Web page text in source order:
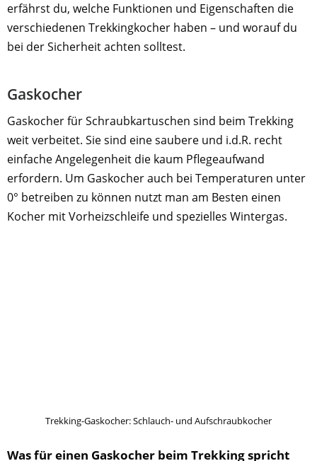
erfährst du, welche Funktionen und Eigenschaften die
verschiedenen Trekkingkocher haben – und worauf du
bei der Sicherheit achten solltest.
Gaskocher
Gaskocher für Schraubkartuschen sind beim Trekking
weit verbeitet. Sie sind eine saubere und i.d.R. recht
einfache Angelegenheit die kaum Pflegeaufwand
erfordern. Um Gaskocher auch bei Temperaturen unter
0° betreiben zu können nutzt man am Besten einen
Kocher mit Vorheizschleife und spezielles Wintergas.
Trekking-Gaskocher: Schlauch- und Aufschraubkocher
Was für einen Gaskocher beim Trekking spricht